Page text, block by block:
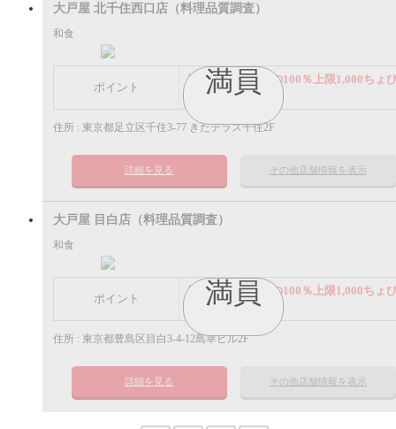
満員
大戸屋 北千住西口店（料理品質調査）
和食
ポイント
謝礼： 飲食代金の100％上限1,000ちょ
ポイント
住所 : 東京都足立区千住3-77 きたテラス千住2F
詳細を見る その他店舗情報を表示
満員
大戸屋 目白店（料理品質調査）
和食
ポイント
謝礼： 飲食代金の100％上限1,000ちょ
ポイント
住所 : 東京都豊島区目白3-4-12島幸ビル2F
詳細を見る その他店舗情報を表示